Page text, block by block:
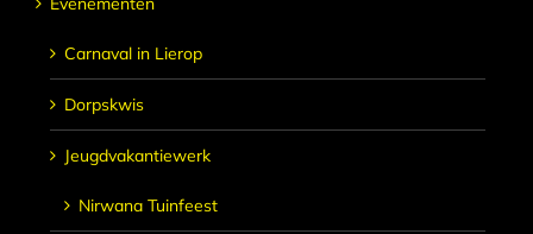
Carnaval in Lierop
Dorpskwis
Jeugdvakantiewerk
Nirwana Tuinfeest